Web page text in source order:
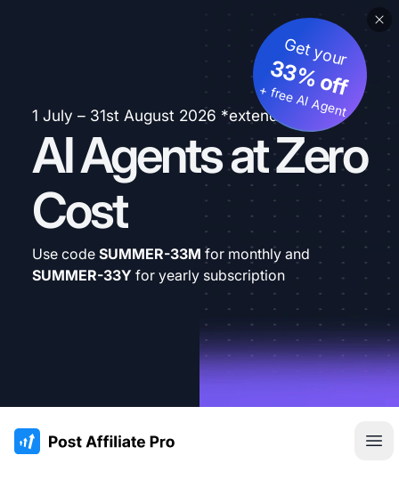
1 July – 31st August 2026 *extended
AI Agents at Zero
Cost
Get your
33% off
+ free AI Agent
Use code SUMMER-33M for monthly and
SUMMER-33Y for yearly subscription
:site.title